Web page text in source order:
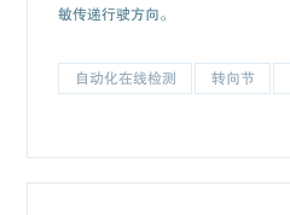
敏传递行驶方向。
自动化在线检测 转向节